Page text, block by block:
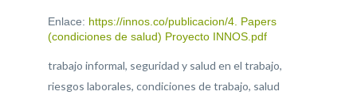
Enlace: https://innos.co/publicacion/4. Papers
(condiciones de salud) Proyecto INNOS.pdf
trabajo informal, seguridad y salud en el trabajo,
riesgos laborales, condiciones de trabajo, salud